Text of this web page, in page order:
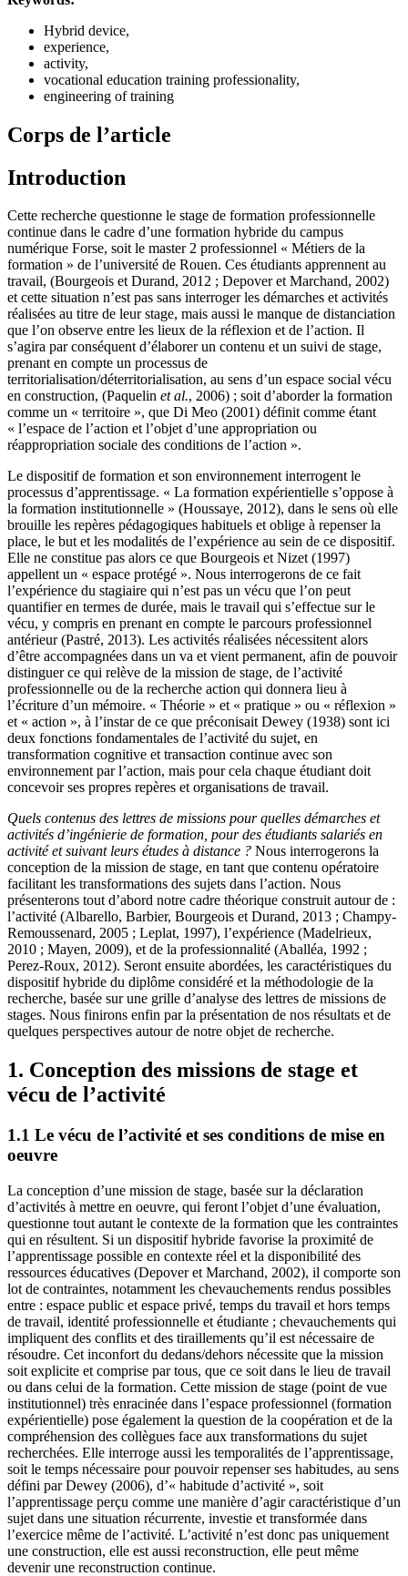
Hybrid device,
experience,
activity,
vocational education training professionality,
engineering of training
Corps de l’article
Introduction
Cette recherche questionne le stage de formation professionnelle
continue dans le cadre d’une formation hybride du campus
numérique Forse, soit le master 2 professionnel « Métiers de la
formation » de l’université de Rouen. Ces étudiants apprennent au
travail, (Bourgeois et Durand, 2012 ; Depover et Marchand, 2002)
et cette situation n’est pas sans interroger les démarches et activités
réalisées au titre de leur stage, mais aussi le manque de distanciation
que l’on observe entre les lieux de la réflexion et de l’action. Il
s’agira par conséquent d’élaborer un contenu et un suivi de stage,
prenant en compte un processus de
territorialisation/déterritorialisation, au sens d’un espace social vécu
en construction, (Paquelin et al., 2006) ; soit d’aborder la formation
comme un « territoire », que Di Meo (2001) définit comme étant
« l’espace de l’action et l’objet d’une appropriation ou
réappropriation sociale des conditions de l’action ».
Le dispositif de formation et son environnement interrogent le
processus d’apprentissage. « La formation expérientielle s’oppose à
la formation institutionnelle » (Houssaye, 2012), dans le sens où elle
brouille les repères pédagogiques habituels et oblige à repenser la
place, le but et les modalités de l’expérience au sein de ce dispositif.
Elle ne constitue pas alors ce que Bourgeois et Nizet (1997)
appellent un « espace protégé ». Nous interrogerons de ce fait
l’expérience du stagiaire qui n’est pas un vécu que l’on peut
quantifier en termes de durée, mais le travail qui s’effectue sur le
vécu, y compris en prenant en compte le parcours professionnel
antérieur (Pastré, 2013). Les activités réalisées nécessitent alors
d’être accompagnées dans un va et vient permanent, afin de pouvoir
distinguer ce qui relève de la mission de stage, de l’activité
professionnelle ou de la recherche action qui donnera lieu à
l’écriture d’un mémoire. « Théorie » et « pratique » ou « réflexion »
et « action », à l’instar de ce que préconisait Dewey (1938) sont ici
deux fonctions fondamentales de l’activité du sujet, en
transformation cognitive et transaction continue avec son
environnement par l’action, mais pour cela chaque étudiant doit
concevoir ses propres repères et organisations de travail.
Quels contenus des lettres de missions pour quelles démarches et
activités d’ingénierie de formation, pour des étudiants salariés en
activité et suivant leurs études à distance ? Nous interrogerons la
conception de la mission de stage, en tant que contenu opératoire
facilitant les transformations des sujets dans l’action. Nous
présenterons tout d’abord notre cadre théorique construit autour de :
l’activité (Albarello, Barbier, Bourgeois et Durand, 2013 ; Champy-
Remoussenard, 2005 ; Leplat, 1997), l’expérience (Madelrieux,
2010 ; Mayen, 2009), et de la professionnalité (Aballéa, 1992 ;
Perez-Roux, 2012). Seront ensuite abordées, les caractéristiques du
dispositif hybride du diplôme considéré et la méthodologie de la
recherche, basée sur une grille d’analyse des lettres de missions de
stages. Nous finirons enfin par la présentation de nos résultats et de
quelques perspectives autour de notre objet de recherche.
1. Conception des missions de stage et
vécu de l’activité
1.1 Le vécu de l’activité et ses conditions de mise en
oeuvre
La conception d’une mission de stage, basée sur la déclaration
d’activités à mettre en oeuvre, qui feront l’objet d’une évaluation,
questionne tout autant le contexte de la formation que les contraintes
qui en résultent. Si un dispositif hybride favorise la proximité de
l’apprentissage possible en contexte réel et la disponibilité des
ressources éducatives (Depover et Marchand, 2002), il comporte son
lot de contraintes, notamment les chevauchements rendus possibles
entre : espace public et espace privé, temps du travail et hors temps
de travail, identité professionnelle et étudiante ; chevauchements qui
impliquent des conflits et des tiraillements qu’il est nécessaire de
résoudre. Cet inconfort du dedans/dehors nécessite que la mission
soit explicite et comprise par tous, que ce soit dans le lieu de travail
ou dans celui de la formation. Cette mission de stage (point de vue
institutionnel) très enracinée dans l’espace professionnel (formation
expérientielle) pose également la question de la coopération et de la
compréhension des collègues face aux transformations du sujet
recherchées. Elle interroge aussi les temporalités de l’apprentissage,
soit le temps nécessaire pour pouvoir repenser ses habitudes, au sens
défini par Dewey (2006), d’« habitude d’activité », soit
l’apprentissage perçu comme une manière d’agir caractéristique d’un
sujet dans une situation récurrente, investie et transformée dans
l’exercice même de l’activité. L’activité n’est donc pas uniquement
une construction, elle est aussi reconstruction, elle peut même
devenir une reconstruction continue.